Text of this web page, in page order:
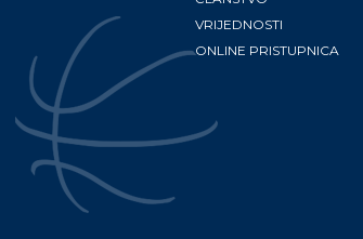
VRIJEDNOSTI
ONLINE PRISTUPNICA